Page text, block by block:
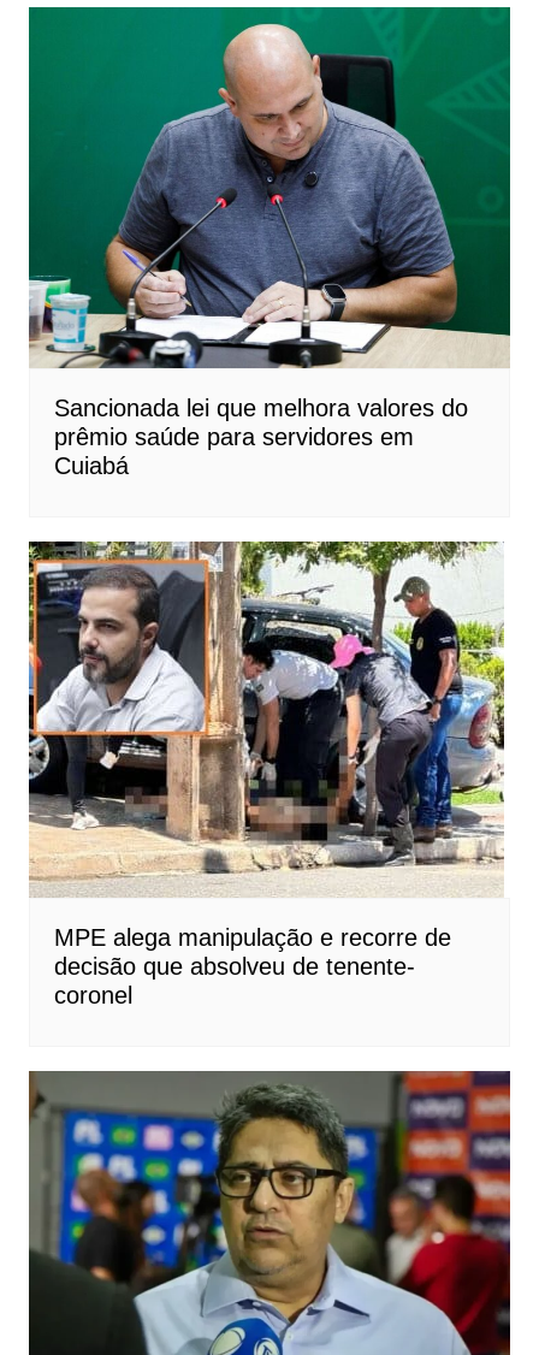
Sancionada lei que melhora valores do
prêmio saúde para servidores em
Cuiabá
MPE alega manipulação e recorre de
decisão que absolveu de tenente-
coronel